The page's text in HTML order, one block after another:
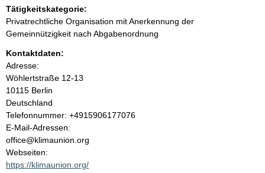
n
i
n
h
a
l
t
r
Tätigkeitskategorie:
Privatrechtliche Organisation mit Anerkennung der
Gemeinnützigkeit nach Abgabenordnung
Kontaktdaten:
Adresse:
Wöhlertstraße 12-13
10115 Berlin
Deutschland
K
o
n
t
a
Telefonnummer: +4915906177076
E-Mail-Adressen:
office@klimaunion.org
Webseiten:
https://klimaunion.org/